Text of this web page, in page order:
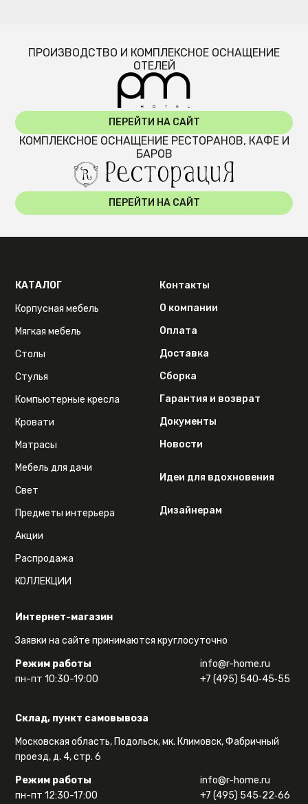
ПРОИЗВОДСТВО И КОМПЛЕКСНОЕ ОСНАЩЕНИЕ
ОТЕЛЕЙ
ПЕРЕЙТИ НА САЙТ
КОМПЛЕКСНОЕ ОСНАЩЕНИЕ РЕСТОРАНОВ, КАФЕ И
БАРОВ
ПЕРЕЙТИ НА САЙТ
Интернет-магазин
Заявки на сайте принимаются круглосуточно
Режим работы
пн-пт 10:30-19:00
info@r-home.ru
+7 (495) 540‑45‑55
Склад, пункт самовывоза
Московская область, Подольск, мк. Климовск, Фабричный
проезд, д. 4, стр. 6
Режим работы
пн-пт 12:30-17:00
info@r-home.ru
+7 (495) 545‑22‑66
КАТАЛОГ
Корпусная мебель
Мягкая мебель
Столы
Стулья
Компьютерные кресла
Кровати
Матрасы
Мебель для дачи
Свет
Предметы интерьера
Акции
Распродажа
КОЛЛЕКЦИИ
Контакты
О компании
Оплата
Доставка
Сборка
Гарантия и возврат
Документы
Новости
Идеи для вдохновения
Дизайнерам